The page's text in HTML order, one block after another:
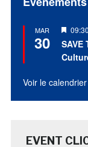
MAR
30
Mis
en
avant
09:30
SAVE
Voir le calendrier
EVENT